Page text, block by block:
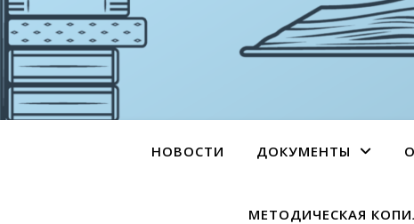
НОВОСТИ ДОКУМЕНТЫ
МЕТОДИЧЕСКАЯ